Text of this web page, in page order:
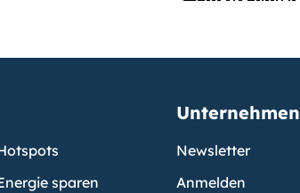
sparen
Unternehmen
Newsletter
Anmelden